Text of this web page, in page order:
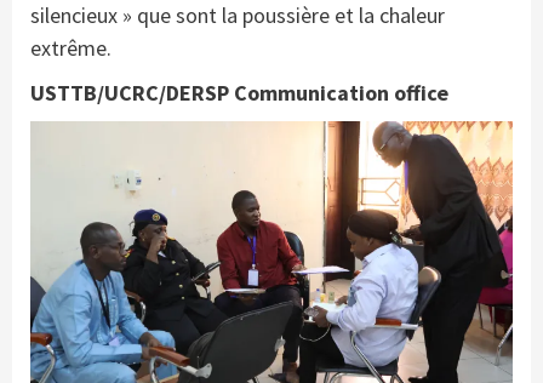
silencieux » que sont la poussière et la chaleur
extrême.
USTTB/UCRC/DERSP Communication office